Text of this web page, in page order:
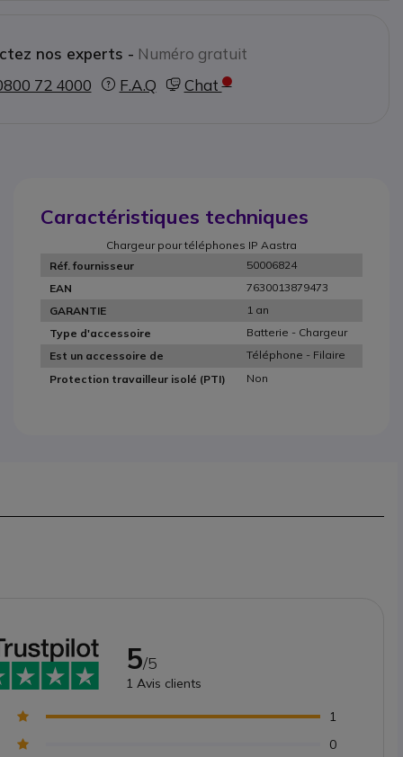
nos experts - Numéro gratuit
72 4000
F.A.Q Chat
Caractéristiques techniques
Chargeur pour téléphones IP Aastra
Réf. fournisseur
50006824
EAN
7630013879473
GARANTIE
1 an
Type d'accessoire
Batterie - Chargeur
Est un accessoire de
Téléphone - Filaire
Protection travailleur isolé (PTI)
Non
5/5
1 Avis clients
1
0